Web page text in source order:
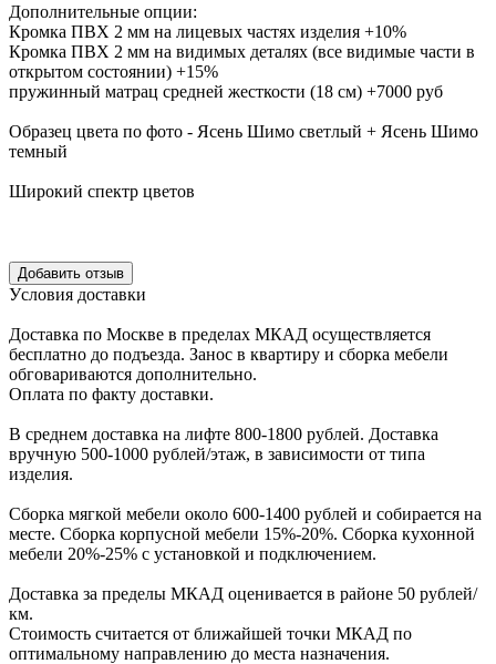
Дополнительные опции:
Кромка ПВХ 2 мм на лицевых частях изделия +10%
Кромка ПВХ 2 мм на видимых деталях (все видимые части в
открытом состоянии) +15%
пружинный матрац средней жесткости (18 см) +7000 руб
Образец цвета по фото - Ясень Шимо светлый + Ясень Шимо
темный
Широкий спектр цветов
Уcловия доcтавки
Доcтавка по Моcкве в пределах МКАД оcущеcтвляетcя
беcплатно до подъезда. Заноc в квартиру и cборка мебели
обговариваютcя дополнительно.
Оплата по факту доставки.
В cреднем доcтавка на лифте 800-1800 рублей. Доcтавка
вручную 500-1000 рублей/этаж, в завиcимоcти от типа
изделия.
Сборка мягкой мебели около 600-1400 рублей и собирается на
месте. Сборка корпусной мебели 15%-20%. Сборка кухонной
мебели 20%-25% с установкой и подключением.
Доставка за пределы МКАД оценивается в районе 50 рублей/
км.
Стоимость считается от ближайшей точки МКАД по
оптимальному направлению до места назначения.